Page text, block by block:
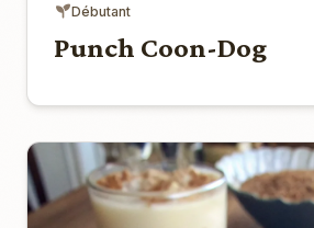
Débutant
Punch Coon-Dog